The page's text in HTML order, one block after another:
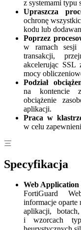
z systemami typu
Upraszcza
ochronę
kodu lub
Poprzez
w ramach
transakcji,
akcelerując SSL
mocy
Podział
na kontencie
obciążenie
aplikacji.
Praca w
w celu
Specyfikacja
Web Application
FortiGuard
informacje oparte
aplikacji,
i wzorcach